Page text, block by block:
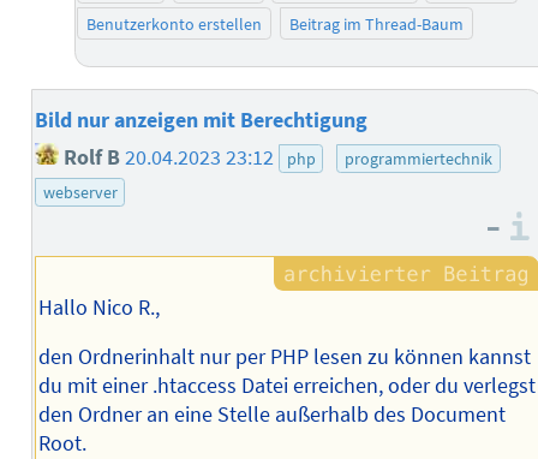
Benutzerkonto erstellen
Beitrag im Thread-Baum
Bild nur anzeigen mit Berechtigung
Rolf B20.04.2023 23:12 php
programmiertechnik
webserver
–
Hallo Nico R.,
den Ordnerinhalt nur per PHP lesen zu können kannst
du mit einer .htaccess Datei erreichen, oder du verlegst
den Ordner an eine Stelle außerhalb des Document
Root.